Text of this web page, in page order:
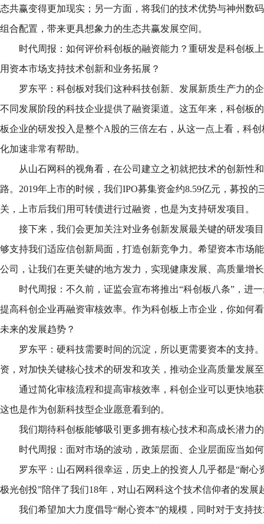
态共赢变得更加现实；另一方面，将我们的技术优势与神州数
组合配置，带来更具想象力的生态共赢发展空间。
时代周报：如何评价科创板的融资能力？重研发是科创板
用资本市场支持技术创新和业务拓展？
罗东平：科创板对我们这种科技创新、发展新质生产力的
不同发展阶段的科技企业提供了融资渠道。这五年来，科创板
板企业的研发投入是整个A股的三倍左右，从这一点上看，科
化加速非常有帮助。
从山石网科的视角看，在公司建立之初就把技术的创新性
路。2019年上市的时候，我们IPO募集资金约8.59亿元，募投的
关，上市后我们用可转债进行过融资，也是为支持研发项目。
接下来，我们会更加关注对业务创新发展最关键的研发项
够支持我们适应信创新局面，打造创新竞争力。希望资本市场
公司，让我们在更关键的地方发力，实现健康发展、高质量增
时代周报：不久前，证监会宣布将推出“科创板八条”，进
提高科创企业再融资审核效率。作为科创板上市企业，你如何
未来的发展趋势？
罗东平：硬科技需要时间的沉淀，所以更需要资本的支持
资，对加快关键核心技术的研发和攻关，推动企业高质量发展
通过简化审核流程和提高审核效率，科创企业可以更快地
这也是作为创新科技型企业愿意看到的。
我们期待科创板能够吸引更多拥有核心技术和高成长潜力
时代周报：面对市场的波动，政策层面、企业层面应当如
罗东平：山石网科很幸运，历史上的投资人几乎都是“耐心
极光创投”陪伴了我们18年，对山石网科这个技术信仰者的发展
我们希望加大力度倡导“耐心资本”的规模，同时对于支持